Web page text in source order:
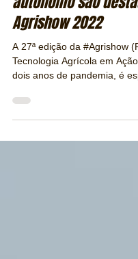
Linha Scania e seu
autônomo são
Agrishow 2022
A 27ª edição da #Agrishow
dois anos de pandemia, é